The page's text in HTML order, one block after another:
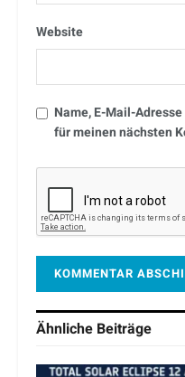
Website
Name, E-Mail-
für meinen nächsten
Ähnliche Beiträge